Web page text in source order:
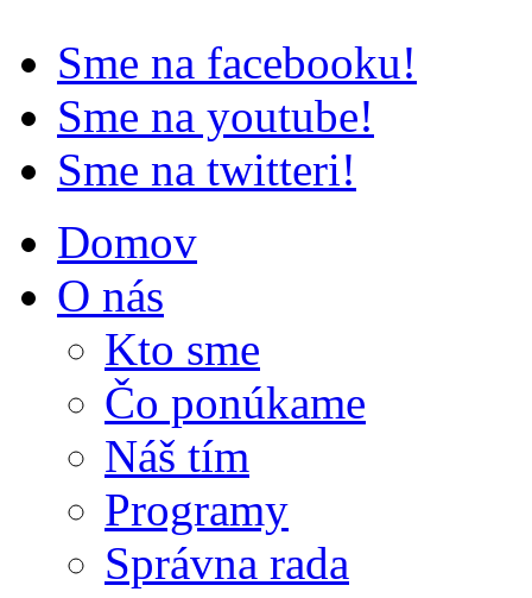
Sme na facebooku!
Sme na youtube!
Sme na twitteri!
Domov
O nás
Kto sme
Čo ponúkame
Náš tím
Programy
Správna rada